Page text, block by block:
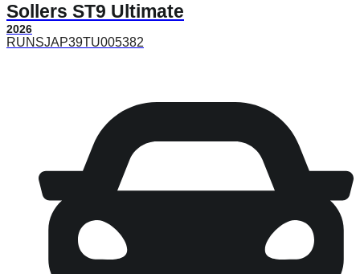
Sollers ST9 Ultimate
2026
RUNSJAP39TU005382